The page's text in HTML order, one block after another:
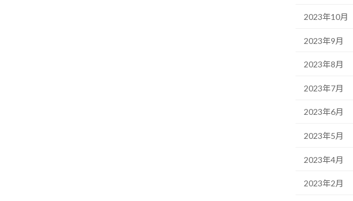
2023年10月
2023年9月
2023年8月
2023年7月
2023年6月
2023年5月
2023年4月
2023年2月